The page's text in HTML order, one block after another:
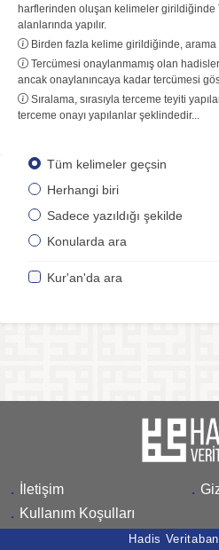
harflerinden oluşan kelimeler girildiğinde
alanlarında yapılır.
Birden fazla kelime girildiğinde, arama
Tercümesi onaylanmamış olan
ancak onaylanıncaya kadar tercümesi
Sıralama, sırasıyla terceme teyiti
terceme onayı yapılanlar şeklindedir...
Tüm kelimeler geçsin
Herhangi biri
Sadece yazıldığı şekilde
Konularda ara
Kur'an'da ara
. İletişim .
. Kullanım Koşulları
Hadis